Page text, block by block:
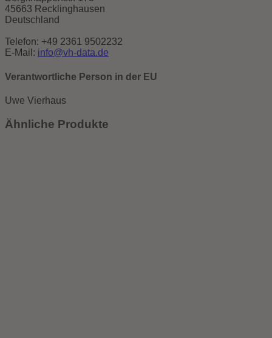
45663 Recklinghausen
Deutschland
Telefon: +49 2361 9502232
E-Mail: info@vh-data.de
Verantwortliche Person in der EU
Uwe Vierhaus
Ähnliche Produkte